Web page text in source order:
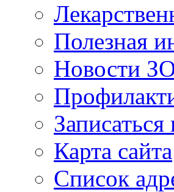
Полезная
Новости
Карта сайта
Список